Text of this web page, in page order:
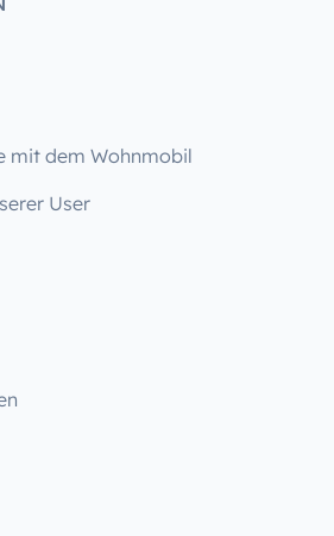
mit dem Wohnmobil
User